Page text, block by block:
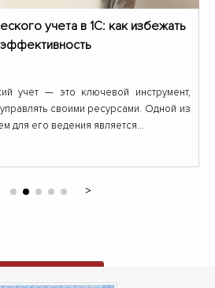
учета в 1С: как избежать
учет — это ключевой инструмент,
своими ресурсами. Одной из
для его ведения является...